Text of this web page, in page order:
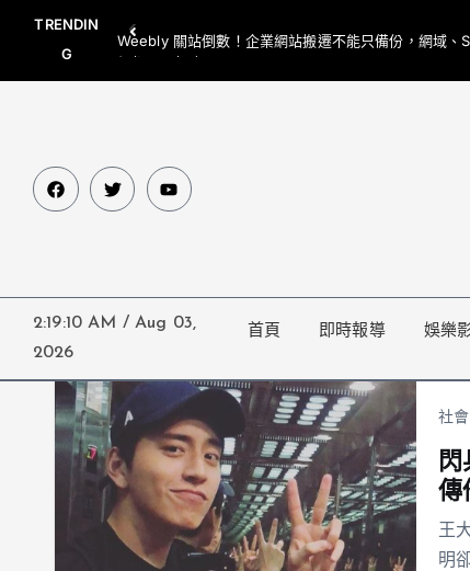
TRENDIN
G
Weebly 關站倒數！企業網站搬遷不能只備份，網域、
網都要一起處理
2:19:10 AM / Aug 03,
2026
首頁 即時報導 娛樂
社
傳
王
明